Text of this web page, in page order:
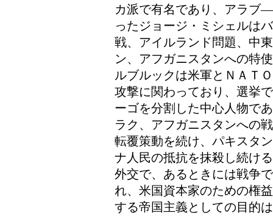
カ派で有名であり、アラブ
ったジョージ・ミシェルは
戦、アイルランド問題、中
ン、アフガニスタンへの特
ルブルックは米軍とＮＡＴ
攻撃に関わっており、選挙
ーゴを分割した中心人物で
ラク、アフガニスタンへの
転覆策動を続け、パキスタ
ナ人民の抵抗を抹殺し続け
外交で、あるときには戦争
れ、米国資本家のための権
する帝国主義としての目的